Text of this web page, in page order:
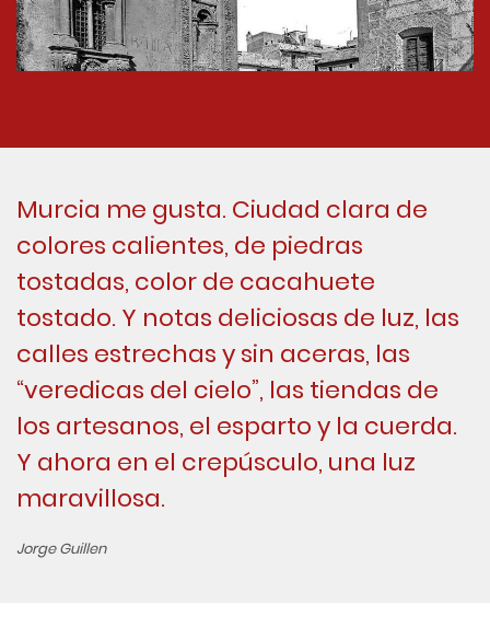
Murcia me gusta. Ciudad clara de
colores calientes, de piedras
tostadas, color de cacahuete
tostado. Y notas deliciosas de luz, las
calles estrechas y sin aceras, las
“veredicas del cielo”, las tiendas de
los artesanos, el esparto y la cuerda.
Y ahora en el crepúsculo, una luz
maravillosa.
Jorge Guillen